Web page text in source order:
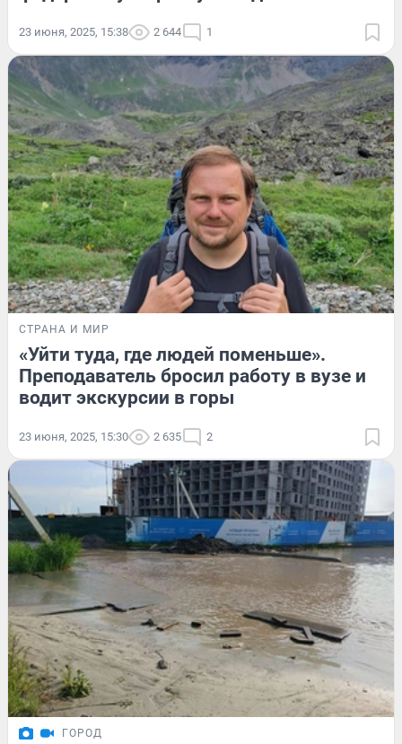
23 июня, 2025, 15:38 2 644 1
СТРАНА И МИР
«Уйти туда, где людей поменьше».
Преподаватель бросил работу в вузе и
водит экскурсии в горы
23 июня, 2025, 15:30 2 635 2
ГОРОД